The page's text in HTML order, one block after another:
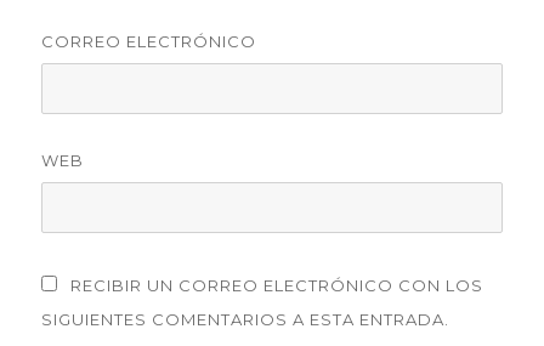
CORREO ELECTRÓNICO
WEB
RECIBIR UN CORREO ELECTRÓNICO CON LOS
SIGUIENTES COMENTARIOS A ESTA ENTRADA.